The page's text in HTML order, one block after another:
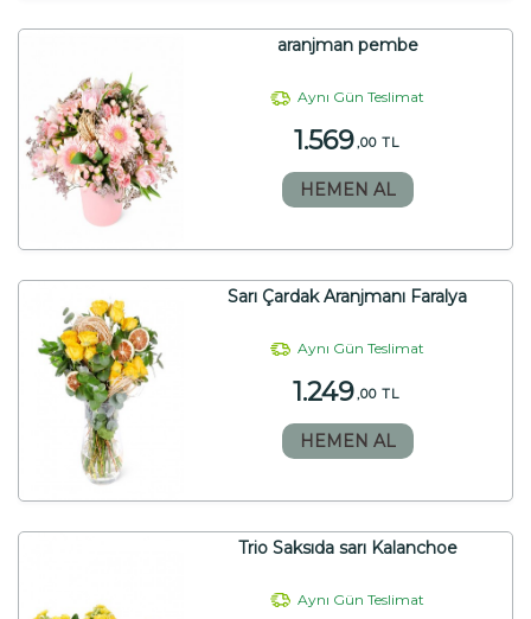
aranjman pembe
Aynı Gün Teslimat
1.569,00 TL
HEMEN AL
Sarı Çardak Aranjmanı Faralya
Aynı Gün Teslimat
1.249 ,00 TL
HEMEN AL
Trio Saksıda sarı Kalanchoe
Aynı Gün Teslimat